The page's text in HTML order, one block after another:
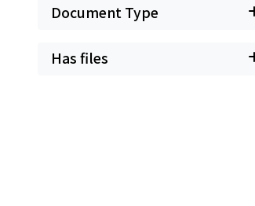
Document Type
Has files